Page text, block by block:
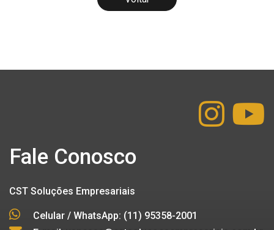
Fale Conosco
CST Soluções Empresariais
Celular / WhatsApp: (11) 95358-2001